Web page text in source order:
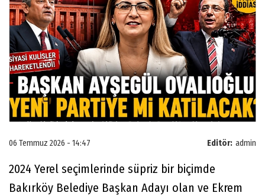
Editör: admin
06 Temmuz 2026 - 14:47
2024 Yerel seçimlerinde süpriz bir biçimde
Bakırköy Belediye Başkan Adayı olan ve Ekrem